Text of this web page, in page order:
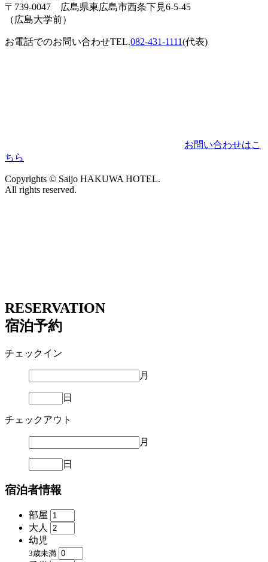
〒739-0047 広島県東広島市西条下見6-5-45
（広島大学前）
お電話でのお問い合わせTEL.082-431-1111(代表)
お問い合わせはこ
ちら
Copyrights © Saijo HAKUWA HOTEL.
All rights reserved.
RESERVATION
宿泊予約
チェックイン
月
日
チェックアウト
月
日
宿泊者情報
部屋
大人
幼児
3歳未満